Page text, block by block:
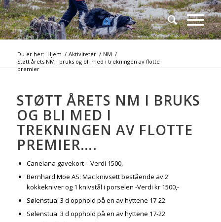
Du er her: Hjem / Aktiviteter / NM /
Støtt årets NM i bruks og bli med i trekningen av flotte
premier
STØTT ÅRETS NM I BRUKS
OG BLI MED I
TREKNINGEN AV FLOTTE
PREMIER….
Canelana gavekort – Verdi 1500,-
Bernhard Moe AS: Mac knivsett bestående av 2
kokkekniver og 1 knivstål i porselen -Verdi kr 1500,-
Sølenstua: 3 d opphold på en av hyttene 17-22
Sølenstua: 3 d opphold på en av hyttene 17-22